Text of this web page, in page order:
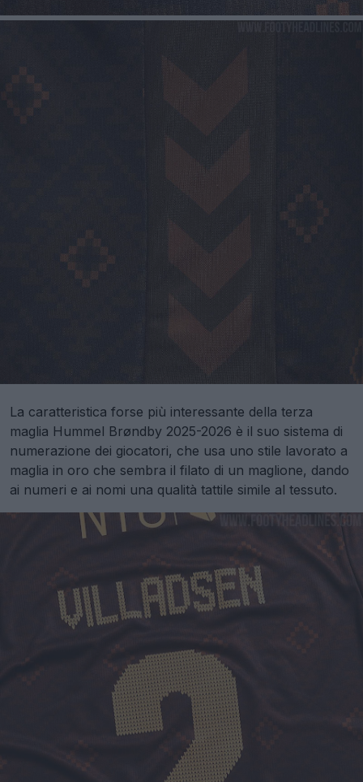
La caratteristica forse più interessante della terza
maglia Hummel Brøndby 2025-2026 è il suo sistema di
numerazione dei giocatori, che usa uno stile lavorato a
maglia in oro che sembra il filato di un maglione, dando
ai numeri e ai nomi una qualità tattile simile al tessuto.